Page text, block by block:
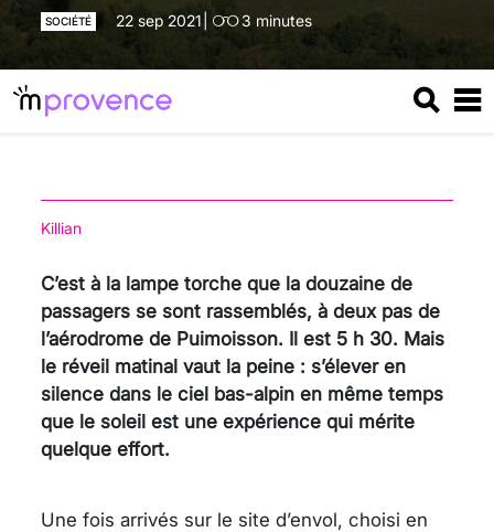
SOCIÉTÉ 22 sep 2021 3 minutes
Killian
C’est à la lampe torche que la douzaine de
passagers se sont rassemblés, à deux pas de
l’aérodrome de Puimoisson. Il est 5 h 30. Mais
le réveil matinal vaut la peine : s’élever en
silence dans le ciel bas-alpin en même temps
que le soleil est une expérience qui mérite
quelque effort.
Une fois arrivés sur le site d’envol, choisi en